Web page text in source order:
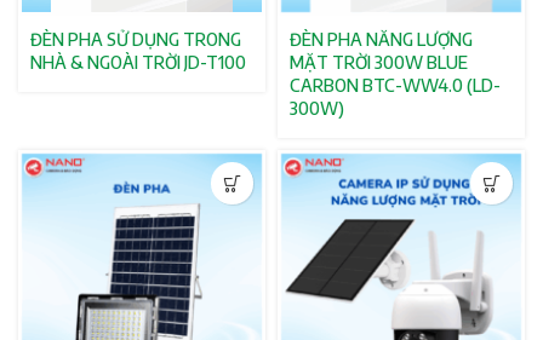
ĐÈN PHA SỬ DỤNG TRONG
NHÀ & NGOÀI TRỜI JD-T100
ĐÈN PHA NĂNG LƯỢNG
MẶT TRỜI 300W BLUE
CARBON BTC-WW4.0 (LD-
300W)